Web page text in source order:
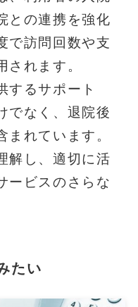
との連携を強化
で訪問回数や支
されます。
するサポート
でなく、退院後
れています。
解し、適切に活
ービスのさらな
たい